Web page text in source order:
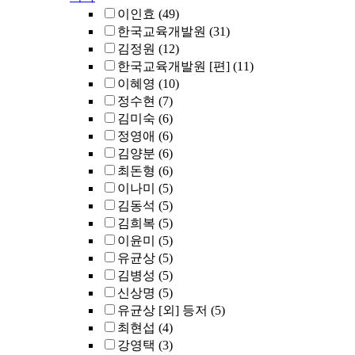
이인효 (49)
한국교육개발원 (31)
김정원 (12)
한국교육개발원 [편] (11)
이혜영 (10)
정수현 (7)
김미숙 (6)
정영애 (6)
김양분 (6)
최돈형 (6)
이나미
(5)
김동석 (5)
김희복 (5)
이윤미
(5)
유균상 (5)
김병성 (5)
신상명 (5)
유균상 [외] 등저 (5)
최현섭 (4)
강영택 (3)